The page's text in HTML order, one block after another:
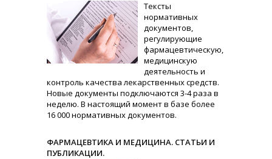
Тексты
нормативных
документов,
регулирующие
фармацевтическую,
медицинскую
деятельность и
контроль качества лекарственных средств.
Новые документы подключаются 3-4 раза в
неделю. В настоящий момент в базе более
16 000 нормативных документов.
ФАРМАЦЕВТИКА И МЕДИЦИНА. СТАТЬИ И
ПУБЛИКАЦИИ.